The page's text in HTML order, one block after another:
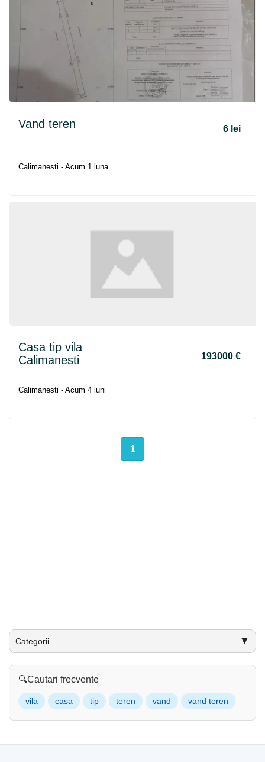
Vand teren 6 lei
Calimanesti - Acum 1 luna
Casa tip vila
Calimanesti
193000 €
Calimanesti - Acum 4 luni
1
Categorii ▼
🔍Cautari frecvente
vila casa tip teren vand vand teren